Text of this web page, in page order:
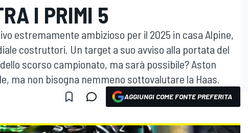
I PRIMI 5
estremamente ambizioso per il 2025 in casa Alpine,
costruttori. Un target a suo avviso alla portata del
scorso campionato, ma sarà possibile? Aston
ma non bisogna nemmeno sottovalutare la Haas.
AGGIUNGI COME FONTE PREFERITA